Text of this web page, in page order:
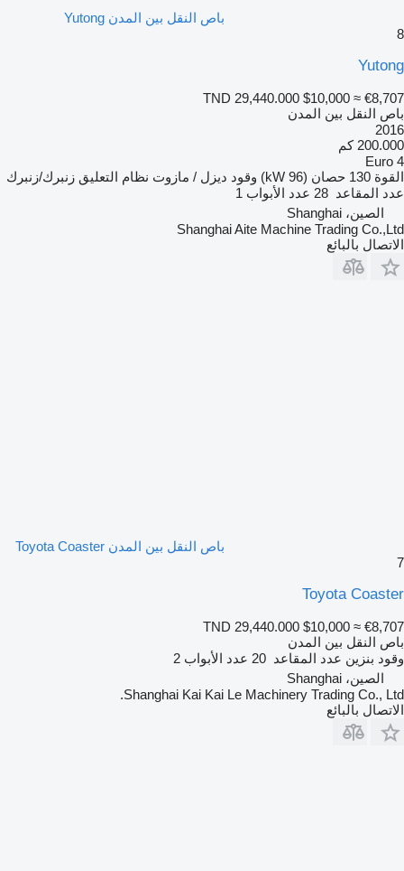
باص النقل بين المدن Yutong
8
Yutong
TND 29,440.000 $10,000 ≈ €8,707
باص النقل بين المدن
2016
200.000 كم
Euro 4
القوة 130 حصان (96 kW) وقود ديزل / مازوت نظام التعليق زنبرك/زنبرك
عدد المقاعد 28 عدد الأبواب 1
الصين، Shanghai
Shanghai Aite Machine Trading Co.,Ltd
الاتصال بالبائع
باص النقل بين المدن Toyota Coaster
7
Toyota Coaster
TND 29,440.000 $10,000 ≈ €8,707
باص النقل بين المدن
وقود بنزين عدد المقاعد 20 عدد الأبواب 2
الصين، Shanghai
Shanghai Kai Kai Le Machinery Trading Co., Ltd.
الاتصال بالبائع